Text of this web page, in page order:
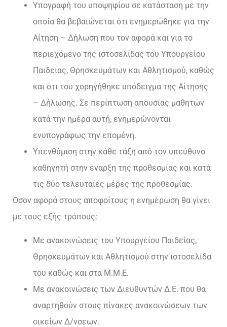
Υπογραφή του υποψηφίου σε κατάσταση με την
οποία θα βεβαιώνεται ότι ενημερώθηκε για την
Αίτηση – Δήλωση που τον αφορά και για το
περιεχόμενο της ιστοσελίδας του Υπουργείου
Παιδείας, Θρησκευμάτων και Αθλητισμού, καθώς
και ότι του χορηγήθηκε υπόδειγμα της Αίτησης
– Δήλωσης. Σε περίπτωση απουσίας μαθητών
κατά την ημέρα αυτή, ενημερώνονται
ενυπογράφως την επομένη.
Υπενθύμιση στην κάθε τάξη από τον υπεύθυνο
καθηγητή στην έναρξη της προθεσμίας και κατά
τις δύο τελευταίες μέρες της προθεσμίας.
Όσον αφορά στους αποφοίτους η ενημέρωση θα γίνει
με τους εξής τρόπους:
Με ανακοινώσεις του Υπουργείου Παιδείας,
Θρησκευμάτων και Αθλητισμού στην ιστοσελίδα
του καθώς και στα Μ.Μ.Ε.
Με ανακοινώσεις των Διευθυντών Δ.Ε. που θα
αναρτηθούν στους πίνακες ανακοινώσεων των
οικείων Δ/νσεων.